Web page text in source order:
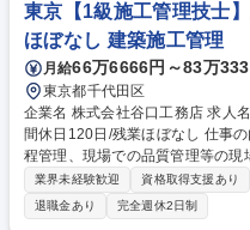
フロント業務(お客様のお迎え、
いただきます。 募集職種 未経験OK【山梨/ゴルフ場の副支配人】富士クラ
シックゴルフ/マイカー通勤OK
東京【1級施工管理技士
ほぼなし 建築施工管理
月給66万6666円～83万
東京都千代田区
企業名 株式会社谷口工務店 求人名 東京【1級施工管理技士】直行直帰/年
間休日120日/残業ほぼなし 仕事の内容 各現場の業者や資材の手配等の工
程管理、現場での品質管理等の
たします。弊社の管理方法を丁
から現場責任者をお任せする予定です。 ■ポイント：ビルやマ
建売のため、建設途中の施主様（
業界未経験歓迎 資格取得支援あり
退職金あり
完全週休2日制